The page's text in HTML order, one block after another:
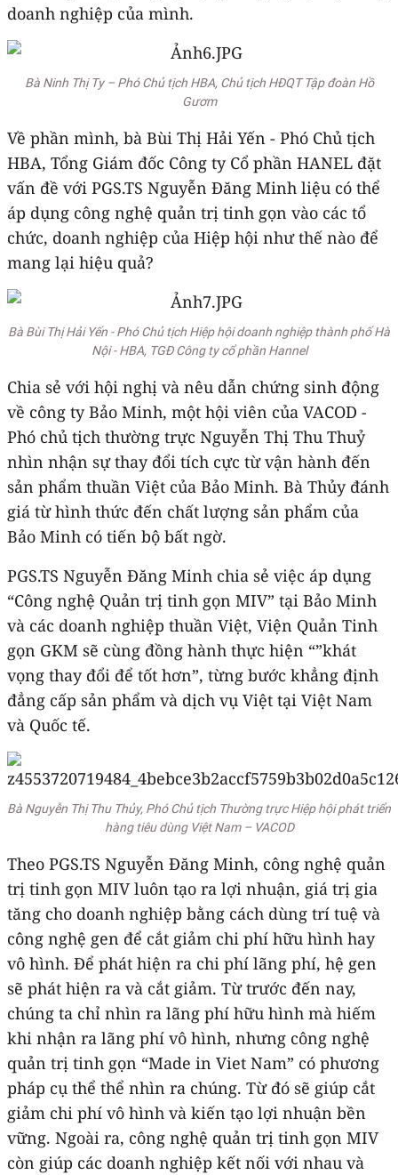
doanh nghiệp của mình.
Bà Ninh Thị Ty – Phó Chủ tịch HBA, Chủ tịch HĐQT Tập đoàn Hồ
Gươm
Về phần mình, bà Bùi Thị Hải Yến - Phó Chủ tịch
HBA, Tổng Giám đốc Công ty Cổ phần HANEL đặt
vấn đề với PGS.TS Nguyễn Đăng Minh liệu có thể
áp dụng công nghệ quản trị tinh gọn vào các tổ
chức, doanh nghiệp của Hiệp hội như thế nào để
mang lại hiệu quả?
Bà Bùi Thị Hải Yến - Phó Chủ tịch Hiệp hội doanh nghiệp thành phố Hà
Nội - HBA, TGĐ Công ty cổ phần Hannel
Chia sẻ với hội nghị và nêu dẫn chứng sinh động
về công ty Bảo Minh, một hội viên của VACOD -
Phó chủ tịch thường trực Nguyễn Thị Thu Thuỷ
nhìn nhận sự thay đổi tích cực từ vận hành đến
sản phẩm thuần Việt của Bảo Minh. Bà Thủy đánh
giá từ hình thức đến chất lượng sản phẩm của
Bảo Minh có tiến bộ bất ngờ.
PGS.TS Nguyễn Đăng Minh chia sẻ việc áp dụng
“Công nghệ Quản trị tinh gọn MIV” tại Bảo Minh
và các doanh nghiệp thuần Việt, Viện Quản Tinh
gọn GKM sẽ cùng đồng hành thực hiện “”khát
vọng thay đổi để tốt hơn”, từng bước khẳng định
đẳng cấp sản phẩm và dịch vụ Việt tại Việt Nam
và Quốc tế.
Bà Nguyễn Thị Thu Thủy, Phó Chủ tịch Thường trực Hiệp hội phát triển
hàng tiêu dùng Việt Nam – VACOD
Theo PGS.TS Nguyễn Đăng Minh, công nghệ quản
trị tinh gọn MIV luôn tạo ra lợi nhuận, giá trị gia
tăng cho doanh nghiệp bằng cách dùng trí tuệ và
công nghệ gen để cắt giảm chi phí hữu hình hay
vô hình. Để phát hiện ra chi phí lãng phí, hệ gen
sẽ phát hiện ra và cắt giảm. Từ trước đến nay,
chúng ta chỉ nhìn ra lãng phí hữu hình mà hiếm
khi nhận ra lãng phí vô hình, nhưng công nghệ
quản trị tinh gọn “Made in Viet Nam” có phương
pháp cụ thể thể nhìn ra chúng. Từ đó sẽ giúp cắt
giảm chi phí vô hình và kiến tạo lợi nhuận bền
vững. Ngoài ra, công nghệ quản trị tinh gọn MIV
còn giúp các doanh nghiệp kết nối với nhau và